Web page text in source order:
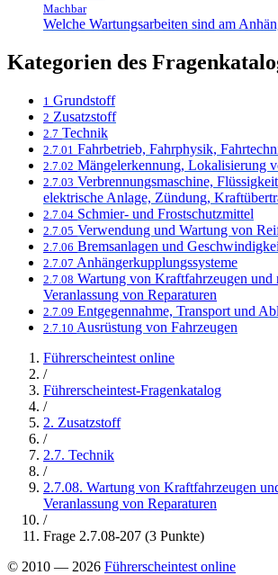
Machbar
Welche Wartungsarbeiten sind am
Kategorien des
1 Grundstoff
2 Zusatzstoff
2.7 Technik
2.7.01 Fahrbetrieb, Fahrphysik,
2.7.02 Mängelerkennung, Lokalisierung
2.7.03 Verbrennungsmaschine,
elektrische Anlage, Zündung,
2.7.04 Schmier- und Frostschutzmittel
2.7.05 Verwendung und Wartung von
2.7.06 Bremsanlagen und
2.7.07 Anhängerkupplungssysteme
2.7.08 Wartung von Kraftfahrzeugen und
Veranlassung von Reparaturen
2.7.09 Entgegennahme, Transport und
2.7.10 Ausrüstung von Fahrzeugen
Führerscheintest online
/
Führerscheintest-Fragenkatalog
/
2. Zusatzstoff
/
2.7. Technik
/
2.7.08. Wartung von Kraftfahrzeugen
Veranlassung von Reparaturen
/
Frage 2.7.08-207 (3 Punkte)
© 2010 — 2026 Führerscheintest online